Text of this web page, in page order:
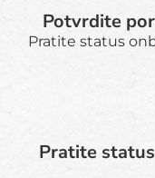
Potvrdite
Pratite status
Pratite